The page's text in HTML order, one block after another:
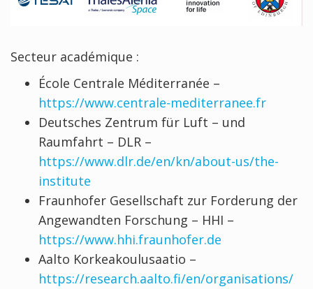
Secteur académique :
École Centrale Méditerranée –
https://www.centrale-mediterranee.fr
Deutsches Zentrum für Luft – und
Raumfahrt – DLR –
https://www.dlr.de/en/kn/about-us/the-
institute
Fraunhofer Gesellschaft zur Forderung der
Angewandten Forschung – HHI –
https://www.hhi.fraunhofer.de
Aalto Korkeakoulusaatio –
https://research.aalto.fi/en/organisations/